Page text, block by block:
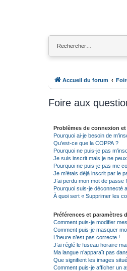
Accueil du forum
Foire aux
Problèmes de connexion
Pourquoi ai-je besoin de
Qu’est-ce que la COPPA ?
Pourquoi ne puis-je pas
Je suis inscrit mais je ne
Pourquoi ne puis-je pas me
Je m’étais déjà inscrit par le
J’ai perdu mon mot de passe !
Pourquoi suis-je déconnecté
À quoi sert « Supprimer les
Préférences et paramètres
Comment puis-je modifier
Comment puis-je masquer
L’heure n’est pas correcte !
J’ai réglé le fuseau horaire
Ma langue n’apparaît pas
Que signifient les images
Comment puis-je afficher un